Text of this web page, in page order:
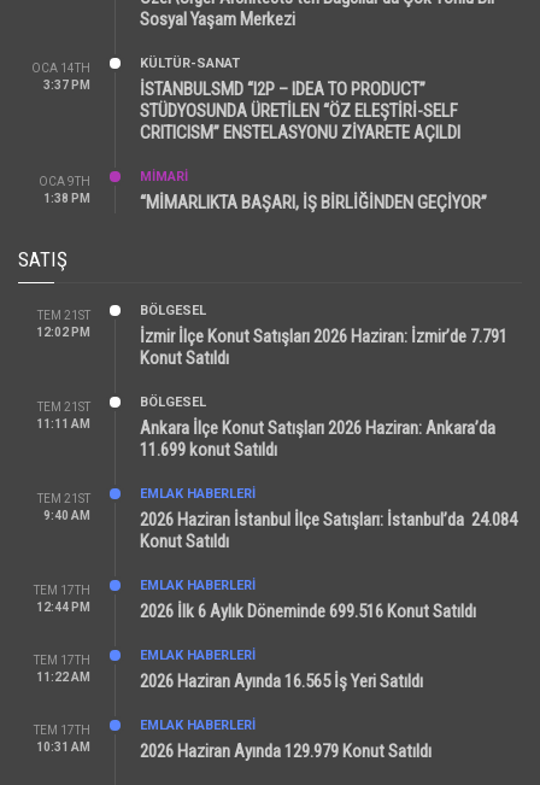
Sosyal Yaşam Merkezi
OCA 14TH
3:37 PM
KÜLTÜR-SANAT
İSTANBULSMD “I2P – IDEA TO PRODUCT”
STÜDYOSUNDA ÜRETİLEN “ÖZ ELEŞTİRİ-SELF
CRITICISM” ENSTELASYONU ZİYARETE AÇILDI
OCA 9TH
1:38 PM
MİMARİ
“MİMARLIKTA BAŞARI, İŞ BİRLİĞİNDEN GEÇİYOR”
SATIŞ
TEM 21ST
12:02 PM
BÖLGESEL
İzmir İlçe Konut Satışları 2026 Haziran: İzmir’de 7.791
Konut Satıldı
TEM 21ST
11:11 AM
BÖLGESEL
Ankara İlçe Konut Satışları 2026 Haziran: Ankara’da
11.699 konut Satıldı
TEM 21ST
9:40 AM
EMLAK HABERLERI
2026 Haziran İstanbul İlçe Satışları: İstanbul’da 24.084
Konut Satıldı
TEM 17TH
12:44 PM
EMLAK HABERLERI
2026 İlk 6 Aylık Döneminde 699.516 Konut Satıldı
TEM 17TH
11:22 AM
EMLAK HABERLERI
2026 Haziran Ayında 16.565 İş Yeri Satıldı
TEM 17TH
10:31 AM
EMLAK HABERLERI
2026 Haziran Ayında 129.979 Konut Satıldı